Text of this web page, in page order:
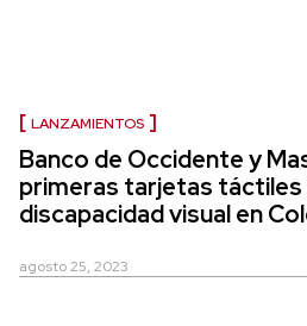
LANZAMIENTOS
Banco de Occidente y
primeras tarjetas táctiles
discapacidad visual en
agosto 25, 2023